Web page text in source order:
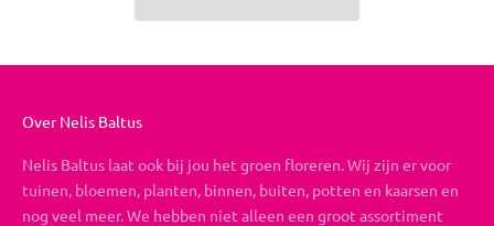
Over Nelis Baltus
Nelis Baltus laat ook bij jou het groen floreren. Wij zijn er voor
tuinen, bloemen, planten, binnen, buiten, potten en kaarsen en
nog veel meer. We hebben niet alleen een groot assortiment